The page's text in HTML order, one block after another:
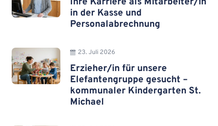
in der Kasse und
Personalabrechnung
23. Juli 2026
Erzieher/in für unsere
Elefantengruppe gesucht –
kommunaler Kindergarten St.
Michael